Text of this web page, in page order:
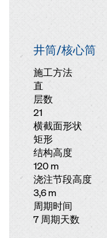
井筒/核心筒
施工方法
直
层数
21
横截面形状
矩形
结构高度
120 m
浇注节段高度
3,6 m
周期时间
7 周期天数